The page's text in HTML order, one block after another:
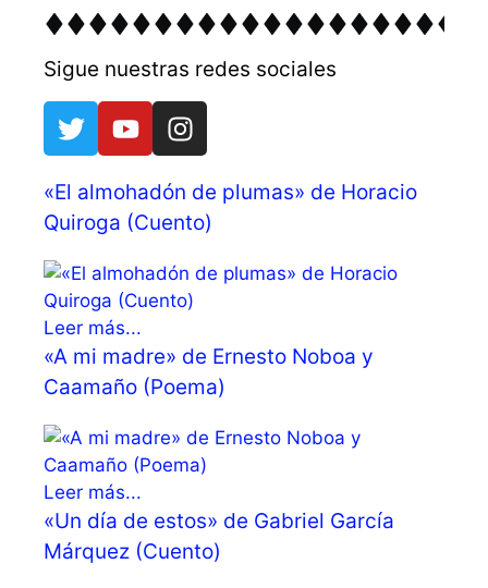
Sigue nuestras redes sociales
«El almohadón de plumas» de Horacio
Quiroga (Cuento)
Leer más...
«A mi madre» de Ernesto Noboa y
Caamaño (Poema)
Leer más...
«Un día de estos» de Gabriel García
Márquez (Cuento)